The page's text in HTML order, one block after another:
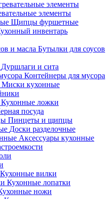
элементы
Щипцы фуршетные
инвентарь
Бутылки для соусов
Дуршлаги и сита
Контейнеры для мусора
Миски кухонные
Кухонные ложки
посуда
Пинцеты и щипцы
Доски разделочные
Аксессуары кухонные
Кухонные вилки
Кухонные лопатки
ножи